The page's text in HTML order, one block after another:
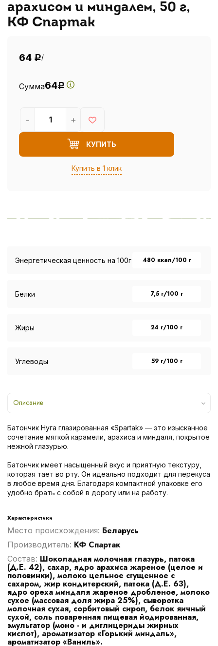
арахисом и миндалем, 50 г,
КФ Спартак
64 Р/
Сумма64Р
КУПИТЬ
Купить в 1 клик
- +
Энергетическая ценность на 100г 480 ккал/100 г
Белки 7,5 г/100 г
Жиры 24 г/100 г
Углеводы 59 г/100 г
Описание
Батончик Нуга глазированная «Spartak» — это изысканное
сочетание мягкой карамели, арахиса и миндаля, покрытое
нежной глазурью.
Батончик имеет насыщенный вкус и приятную текстуру,
которая тает во рту. Он идеально подходит для перекуса
в любое время дня. Благодаря компактной упаковке его
удобно брать с собой в дорогу или на работу.
Характеристики
Место происхождения: Беларусь
Производитель: КФ Спартак
Cостав: Шоколадная молочная глазурь, патока
(Д.Е. 42), сахар, ядро арахиса жареное (целое и
половинки), молоко цельное сгущенное с
сахаром, жир кондитерский, патока (Д.Е. 63),
ядро ореха миндаля жареное дробленое, молоко
сухое (массовая доля жира 25%), сыворотка
молочная сухая, сорбитовый сироп, белок яичный
сухой, соль поваренная пищевая йодированная,
эмульгатор (моно - и диглицериды жирных
кислот), ароматизатор «Горький миндаль»,
ароматизатор «Ваниль».